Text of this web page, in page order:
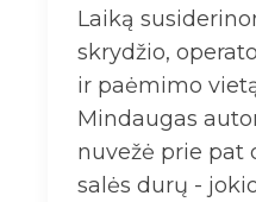
Laiką
skrydžio,
ir paėmimo
Mindaugas
nuvežė prie pat
salės durų -